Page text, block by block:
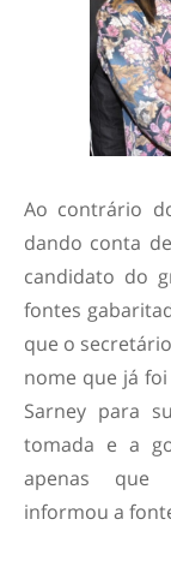
Ao contrário
dando conta
candidato do
fontes
que o
nome que já
Sarney para
tomada e a
apenas que
informou a